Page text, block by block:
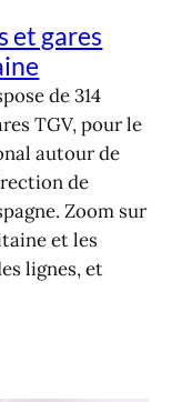
et gares
de 314
TGV, pour le
autour de
de
Zoom sur
et les
lignes, et